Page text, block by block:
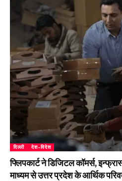
दिल्ली देश-विदेश
फ्लिपकार्ट ने डिजिटल कॉमर्स,
माध्यम से उत्तर प्रदेश के आर्थिक